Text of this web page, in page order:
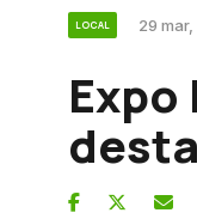
LOCAL 29